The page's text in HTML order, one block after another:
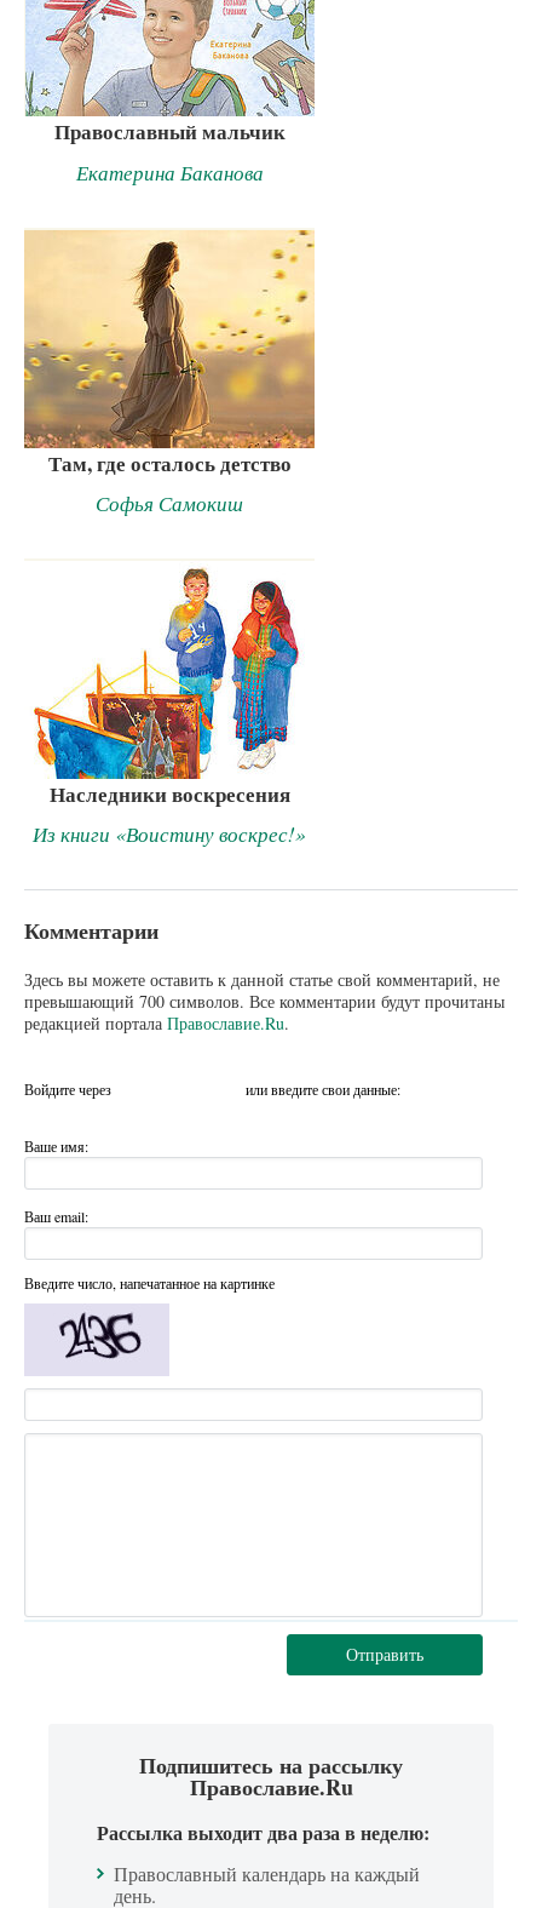
Православный мальчик
Екатерина Баканова
Там, где осталось детство
Софья Самокиш
Наследники воскресения
Из книги «Воистину воскрес!»
Комментарии
Здесь вы можете оставить к данной статье свой комментарий, не
превышающий 700 символов. Все комментарии будут прочитаны
редакцией портала Православие.Ru.
Войдите через или введите свои данные:
Ваше имя:
Ваш email:
Введите число, напечатанное на картинке
Отправить
Подпишитесь на рассылку
Православие.Ru
Рассылка выходит два раза в неделю:
Православный календарь на каждый
день.